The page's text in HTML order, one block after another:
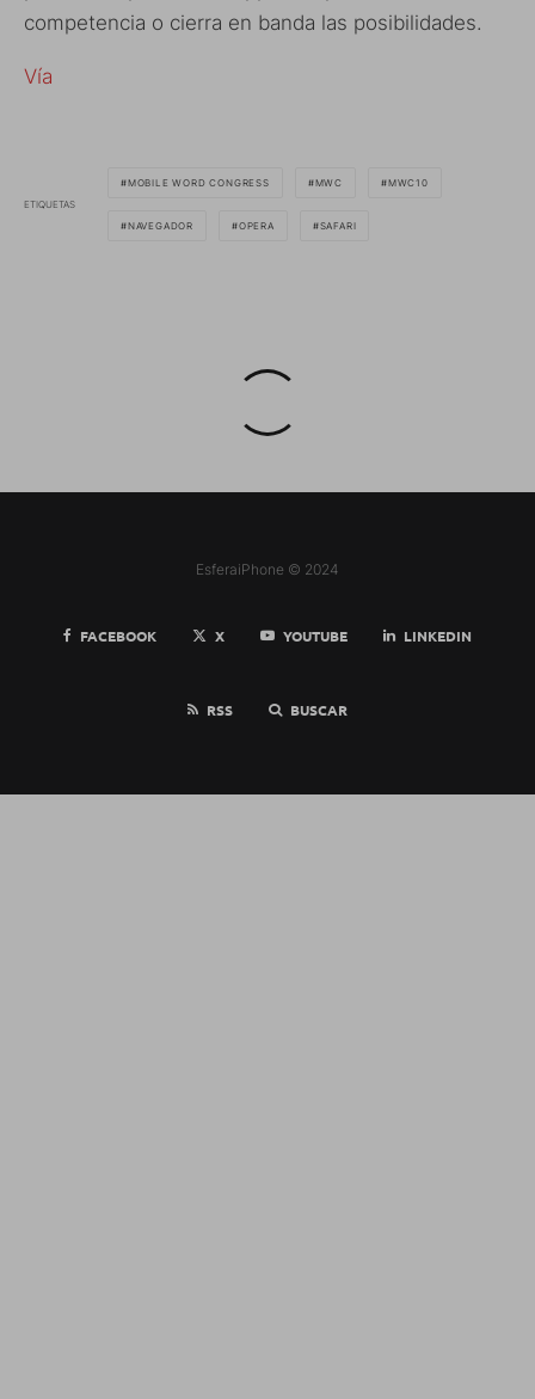
competencia o cierra en banda las posibilidades.
Vía
ETIQUETAS
MOBILE WORD CONGRESS MWC MWC10
NAVEGADOR OPERA SAFARI
EsferaiPhone © 2024
FACEBOOK X YOUTUBE LINKEDIN
RSS BUSCAR